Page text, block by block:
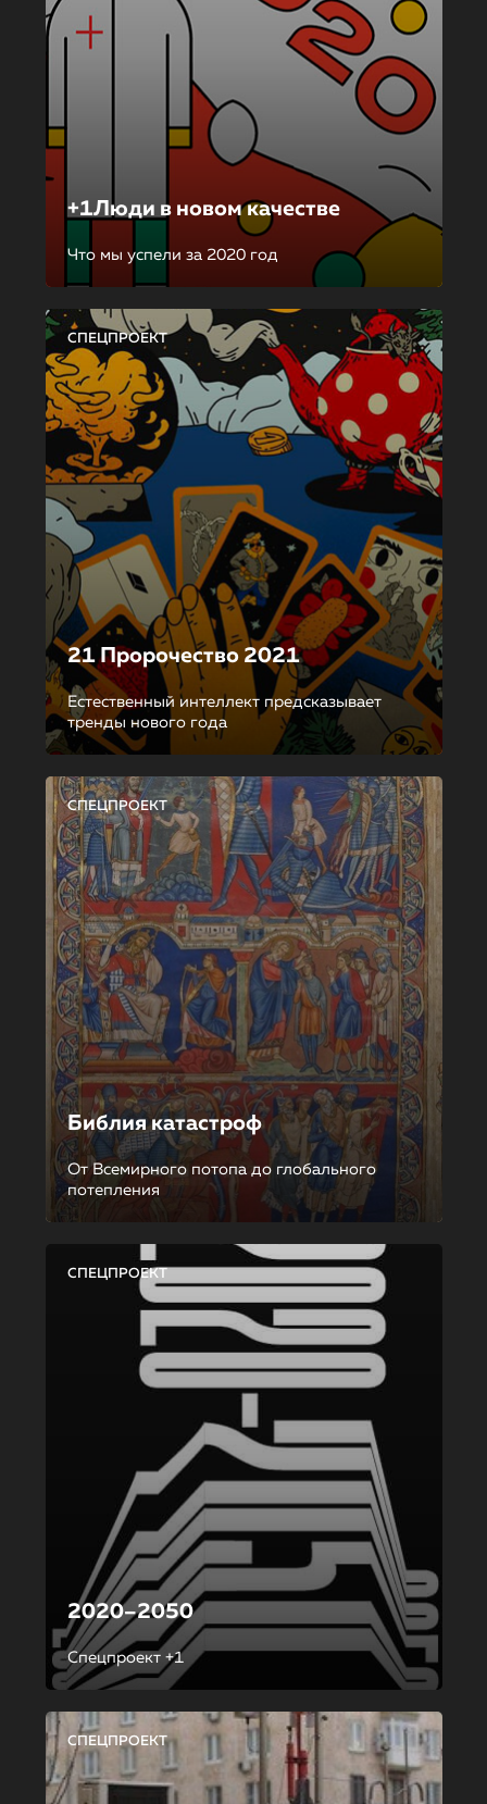
+1Люди в новом качестве
Что мы успели за 2020 год
СПЕЦПРОЕКТ
21 Пророчество 2021
Естественный интеллект предсказывает
тренды нового года
СПЕЦПРОЕКТ
Библия катастроф
От Всемирного потопа до глобального
потепления
СПЕЦПРОЕКТ
2020–2050
Спецпроект +1
СПЕЦПРОЕКТ